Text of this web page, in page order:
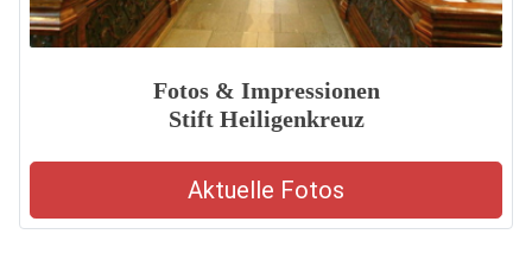
Fotos & Impressionen
Stift Heiligenkreuz
Aktuelle Fotos